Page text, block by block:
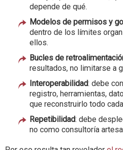
depende de qué.
Modelos de permisos y
dentro de los límites
ellos.
Bucles de
resultados, no limitarse a
Interoperabilidad: debe
registro, herramientas,
que reconstruirlo todo
Repetibilidad: debe
no como consultoría